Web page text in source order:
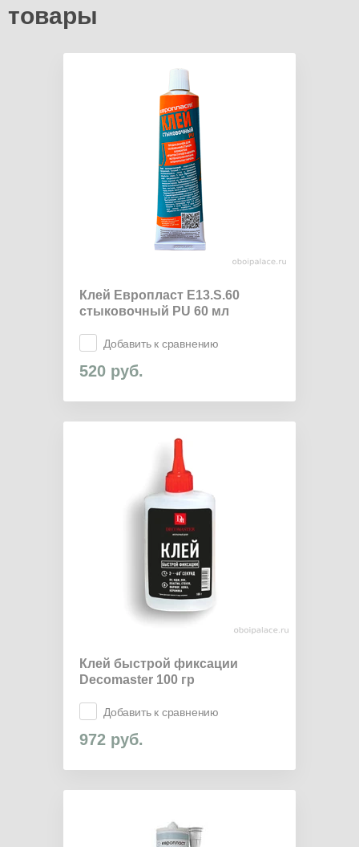
товары
Клей Европласт E13.S.60
стыковочный PU 60 мл
Добавить к сравнению
520 руб.
Клей быстрой фиксации
Decomaster 100 гр
Добавить к сравнению
972 руб.